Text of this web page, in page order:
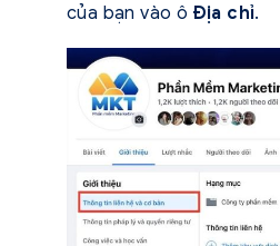
của bạn vào ô Địa chỉ.